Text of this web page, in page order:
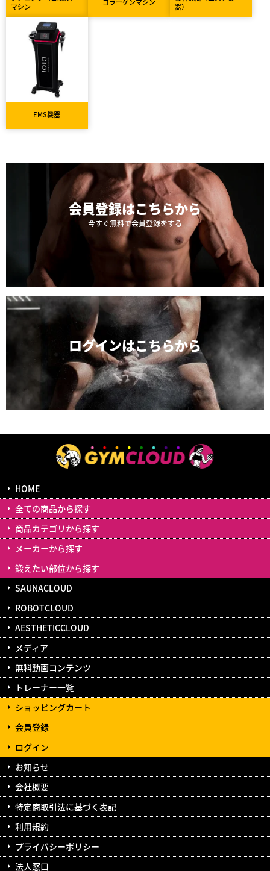
マシン
コラーゲンマシン
器）
EMS機器
会員登録はこちらから
今すぐ無料で会員登録をする
ログインはこちらから
HOME
全ての商品から探す
商品カテゴリから探す
メーカーから探す
鍛えたい部位から探す
SAUNACLOUD
ROBOTCLOUD
AESTHETICCLOUD
メディア
無料動画コンテンツ
トレーナー一覧
ショッピングカート
会員登録
ログイン
お知らせ
会社概要
特定商取引法に基づく表記
利用規約
プライバシーポリシー
法人窓口